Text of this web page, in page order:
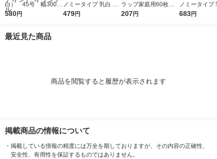
白） 45号 幅300m
m×マチ140mm×縦53
リジナル
580円
ノミータイプ 乳白 45
号 1袋(100枚入) オリ
479円
ラップ家庭用60枚入
り I-WRAP-HT 1個
207円
ノミータイプ
号 1袋(100枚
683円
最近見た商品
商品を閲覧すると履歴が表示されます
掲載商品の情報について
・ 掲載している情報の精度には万全を期しておりますが、その内容の正確性、
安全性、有用性を保証するものではありません。